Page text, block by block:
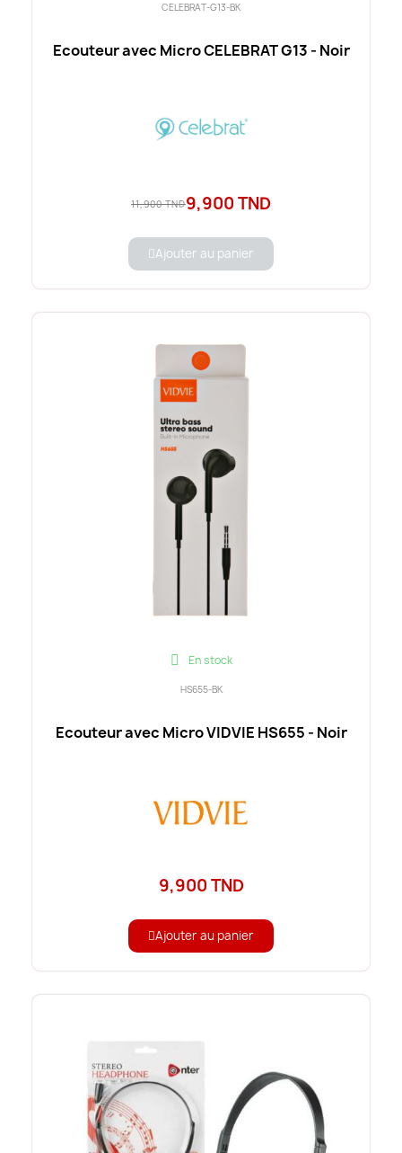
CELEBRAT-G13-BK
Ecouteur avec Micro CELEBRAT G13 - Noir
11,900 TND9,900 TND
Ajouter au panier
En stock
HS655-BK
Ecouteur avec Micro VIDVIE HS655 - Noir
9,900 TND
Ajouter au panier